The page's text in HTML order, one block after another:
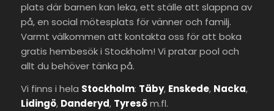
plats där barnen kan leka, ett ställe att slappna av
på, en social mötesplats för vänner och familj.
Varmt välkommen att kontakta oss för att boka
gratis hembesök i Stockholm! Vi pratar pool och
allt du behöver tänka på.
Vi finns i hela Stockholm: Täby, Enskede, Nacka,
Lidingö, Danderyd, Tyresöm.fl.